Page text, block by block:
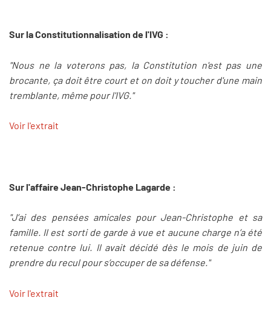
Sur la Constitutionnalisation de l'IVG :
"Nous ne la voterons pas, la Constitution n'est pas une
brocante, ça doit être court et on doit y toucher d'une main
tremblante, même pour l'IVG."
Voir l'extrait
Sur l'affaire Jean-Christophe Lagarde :
"J’ai des pensées amicales pour Jean-Christophe et sa
famille. Il est sorti de garde à vue et aucune charge n’a été
retenue contre lui. Il avait décidé dès le mois de juin de
prendre du recul pour s’occuper de sa défense."
Voir l'extrait